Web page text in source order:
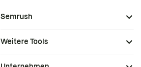
Semrush
Weitere Tools